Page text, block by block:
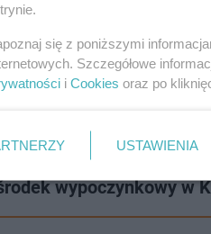
wypoczynkowy w
się z poniższymi
Szczegółowe
i Cookies oraz po
USTAWIENIA